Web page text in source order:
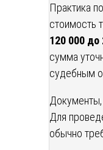
Практика
стоимость
120 000 до
сумма
судебным
Для
обычно